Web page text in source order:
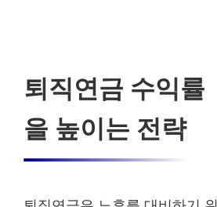
퇴직연금 수익률
을 높이는 전략